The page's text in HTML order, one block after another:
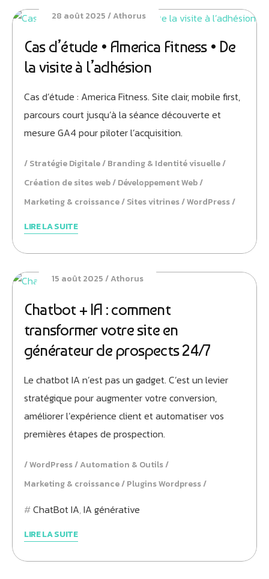
28 août 2025 Athorus
Cas d’étude • America Fitness • De
la visite à l’adhésion
Cas d’étude : America Fitness. Site clair, mobile first,
parcours court jusqu’à la séance découverte et
mesure GA4 pour piloter l’acquisition.
Stratégie Digitale
Branding & Identité visuelle
Création de sites web
Développement Web
Marketing & croissance
Sites vitrines WordPress
LIRE LA SUITE
15 août 2025 Athorus
Chatbot + IA : comment
transformer votre site en
générateur de prospects 24/7
Le chatbot IA n’est pas un gadget. C’est un levier
stratégique pour augmenter votre conversion,
améliorer l’expérience client et automatiser vos
premières étapes de prospection.
WordPress Automation & Outils
Marketing & croissance
Plugins Wordpress
ChatBot IA,IA générative
LIRE LA SUITE